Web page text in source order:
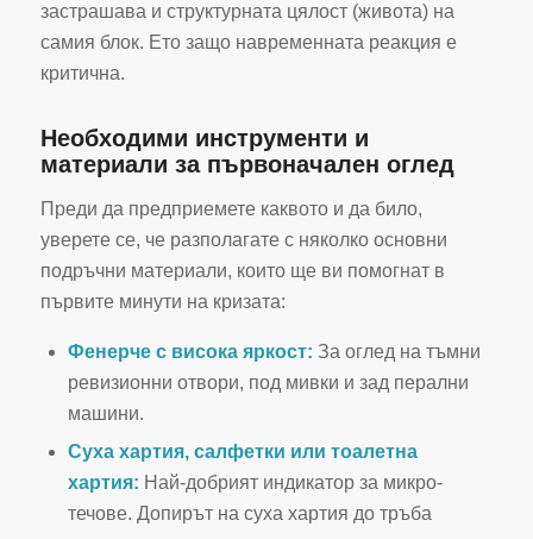
застрашава и структурната цялост (живота) на
самия блок. Ето защо навременната реакция е
критична.
Необходими инструменти и
материали за първоначален оглед
Преди да предприемете каквото и да било,
уверете се, че разполагате с няколко основни
подръчни материали, които ще ви помогнат в
първите минути на кризата:
Фенерче с висока яркост: За оглед на тъмни
ревизионни отвори, под мивки и зад перални
машини.
Суха хартия, салфетки или тоалетна
хартия: Най-добрият индикатор за микро-
течове. Допирът на суха хартия до тръба